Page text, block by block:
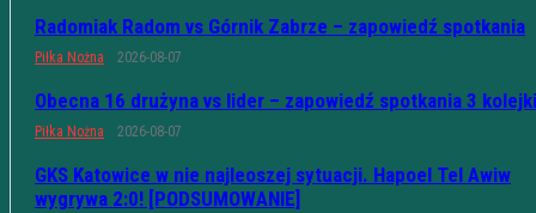
Radomiak Radom vs Górnik Zabrze – zapowiedź spotkania
Piłka Nożna 2026-08-07
Obecna 16 drużyna vs lider – zapowiedź spotkania 3 kolejki
Piłka Nożna 2026-08-07
GKS Katowice w nie najleoszej sytuacji. Hapoel Tel Awiw
wygrywa 2:0! [PODSUMOWANIE]